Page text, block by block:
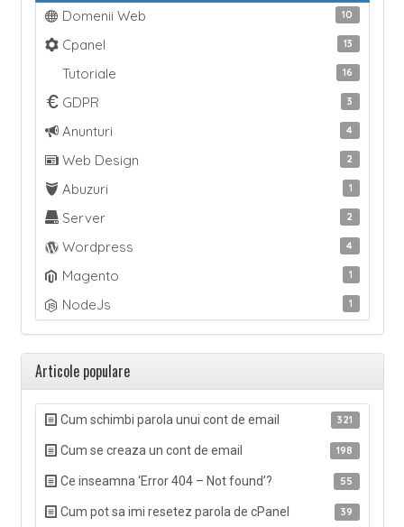
10
Domenii Web
13
Cpanel
16
Tutoriale
3
GDPR
4
Anunturi
2
Web Design
1
Abuzuri
2
Server
4
Wordpress
1
Magento
1
NodeJs
Articole populare
321
Cum schimbi parola unui cont de email
198
Cum se creaza un cont de email
55
Ce inseamna ‘Error 404 – Not found’?
39
Cum pot sa imi resetez parola de cPanel